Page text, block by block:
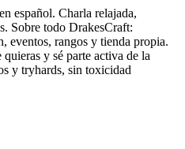
español. Charla relajada,
Sobre todo DrakesCraft:
eventos, rangos y tienda propia.
y sé parte activa de la
y tryhards, sin toxicidad